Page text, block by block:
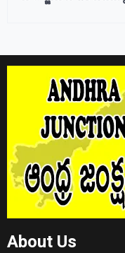
About Us